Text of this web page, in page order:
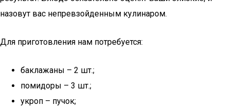
назовут вас непревзойденным кулинаром.
Для приготовления нам потребуется:
баклажаны – 2 шт.;
помидоры – 3 шт.;
укроп – пучок;